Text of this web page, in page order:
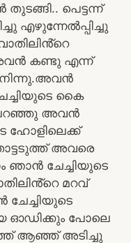
പെട്ടന്ന്
എഴുന്നേൽപ്പിച്ചു
കണ്ടു എന്ന്
കൈ
പറഞ്ഞു അവൻ
ഹോളിലെക്ക്
അവരെ
ഞാൻ ചേച്ചിയുടെ
മറവ്
ഓഡിക്കും പോലെ
ആഞ്ഞ് അടിച്ചു